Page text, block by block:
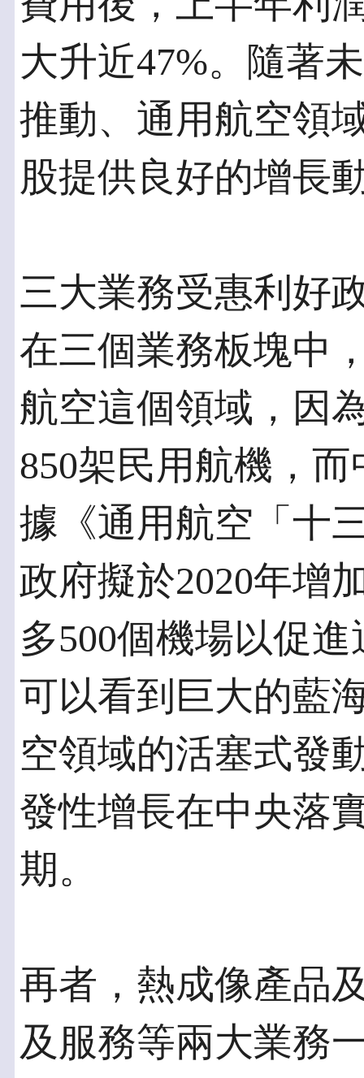
大升近47%。隨著
推動、通用航空領
股提供良好的增長
三大業務受惠利好
在三個業務板塊中
航空這個領域，因
850架民用航機，
據《通用航空「十
政府擬於2020年增
多500個機場以促
可以看到巨大的藍
空領域的活塞式發
發性增長在中央落
期。
再者，熱成像產品
及服務等兩大業務